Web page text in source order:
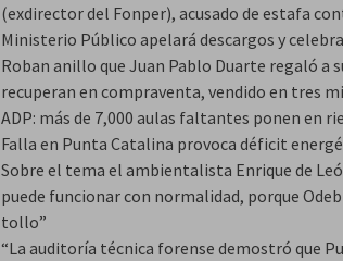
(exdirector del Fonper), acusado de estafa
Ministerio Público apelará descargos y
Roban anillo que Juan Pablo Duarte regaló a
recuperan en compraventa, vendido en tres
ADP: más de 7,000 aulas faltantes ponen en
Falla en Punta Catalina provoca déficit
Sobre el tema el ambientalista Enrique de
puede funcionar con normalidad, porque
tollo”
“La auditoría técnica forense demostró que